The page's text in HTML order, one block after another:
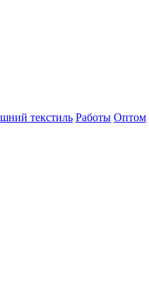
текстиль Работы Оптом